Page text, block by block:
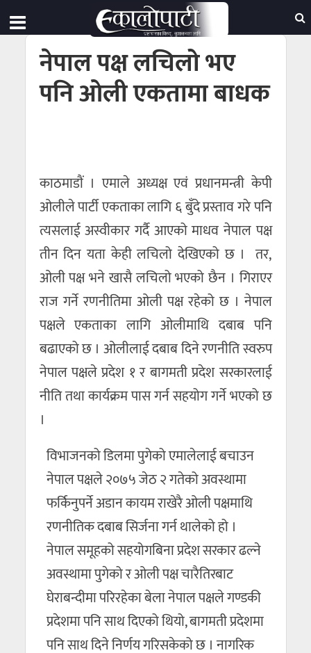
नेपाल पक्ष लचिलो भए
पनि ओली एकतामा बाधक
काठमाडाैं । एमाले अध्यक्ष एवं प्रधानमन्त्री केपी
ओलीले पार्टी एकताका लागि ६ बुँदे प्रस्ताव गरे पनि
त्यसलाई अस्वीकार गर्दै आएको माधव नेपाल पक्ष
तीन दिन यता केही लचिलो देखिएको छ । तर,
ओली पक्ष भने खासै लचिलो भएको छैन । गिराएर
राज गर्ने रणनीतिमा ओली पक्ष रहेको छ । नेपाल
पक्षले एकताका लागि ओलीमाथि दबाब पनि
बढाएको छ । ओलीलाई दबाब दिने रणनीति स्वरुप
नेपाल पक्षले प्रदेश १ र बागमती प्रदेश सरकारलाई
नीति तथा कार्यक्रम पास गर्न सहयोग गर्ने भएको छ
।
विभाजनको डिलमा पुगेको एमालेलाई बचाउन
नेपाल पक्षले २०७५ जेठ २ गतेको अवस्थामा
फर्किनुपर्ने अडान कायम राखेरै ओली पक्षमाथि
रणनीतिक दबाब सिर्जना गर्न थालेको हो ।
नेपाल समूहको सहयोगबिना प्रदेश सरकार ढल्ने
अवस्थामा पुगेको र ओली पक्ष चारैतिरबाट
घेराबन्दीमा परिरहेका बेला नेपाल पक्षले गण्डकी
प्रदेशमा पनि साथ दिएको थियो, बागमती प्रदेशमा
पनि साथ दिने निर्णय गरिसकेको छ । नागरिक